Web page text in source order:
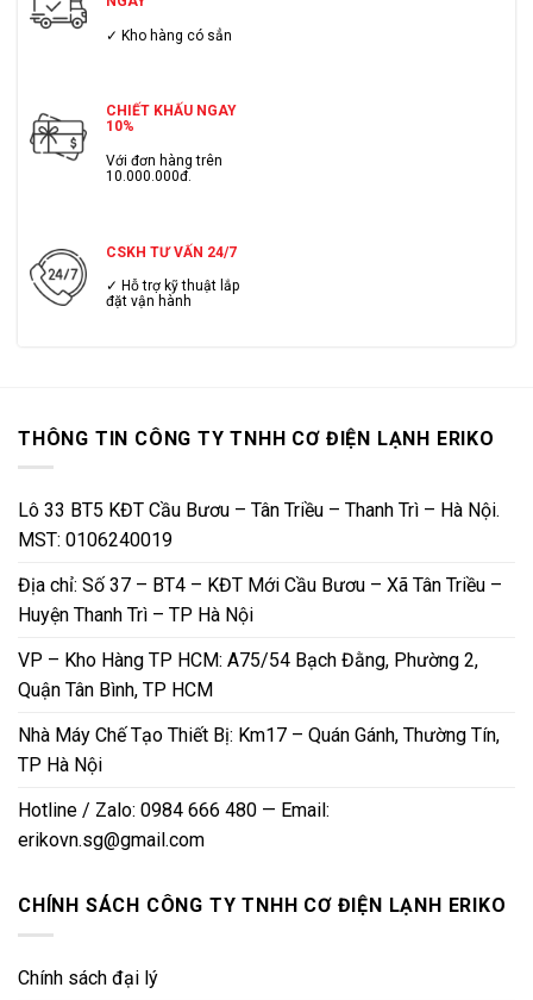
✓ Kho hàng có sẳn
CHIẾT KHẤU NGAY
10%
Với đơn hàng trên
10.000.000đ.
CSKH TƯ VẤN 24/7
✓ Hỗ trợ kỹ thuật lắp
đặt vận hành
THÔNG TIN CÔNG TY TNHH CƠ ĐIỆN LẠNH ERIKO
Lô 33 BT5 KĐT Cầu Bươu – Tân Triều – Thanh Trì – Hà Nội.
MST: 0106240019
Địa chỉ: Số 37 – BT4 – KĐT Mới Cầu Bươu – Xã Tân Triều –
Huyện Thanh Trì – TP Hà Nội
VP – Kho Hàng TP HCM: A75/54 Bạch Đằng, Phường 2,
Quận Tân Bình, TP HCM
Nhà Máy Chế Tạo Thiết Bị: Km17 – Quán Gánh, Thường Tín,
TP Hà Nội
Hotline / Zalo: 0984 666 480 — Email:
erikovn.sg@gmail.com
CHÍNH SÁCH CÔNG TY TNHH CƠ ĐIỆN LẠNH ERIKO
Chính sách đại lý